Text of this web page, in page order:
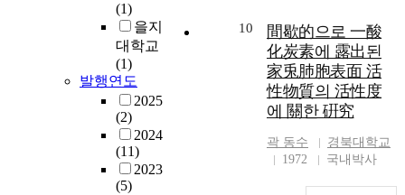
(1)
을지
대학교
(1)
발행연도
2025
(2)
2024
(11)
2023
(5)
10
間歇的으로 一酸
化炭素에 露出된
家兎肺胞表面 活
性物質의 活性度
에 關한 硏究
곽 동수
경북대학교
1972
국내박사